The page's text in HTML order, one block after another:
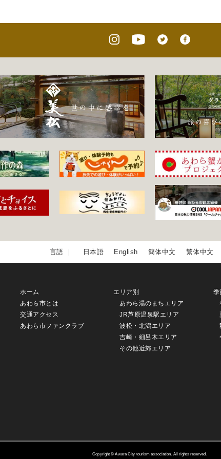
日本語 English 簡体中文 繁体中文
ホーム
あわら市とは
交通アクセス
あわら市ファンクラブ
エリア別
あわら湯のまちエリア
JR芦原温泉駅エリア
波松・北潟エリア
吉崎・細呂木エリア
その他近郊エリア
季
Copyright © Awara City tourism association. All rights reserved.